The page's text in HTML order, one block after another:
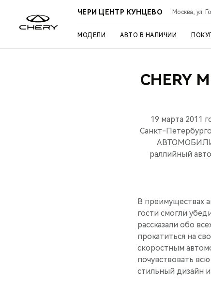
ЧЕРИ ЦЕНТР КУНЦЕВО Москва, ул.
МОДЕЛИ АВТО В НАЛИЧИИ
CHERY
19 марта 2011
Санкт-
АВТОМОБИЛИ
раллийный
В преимуществах
гости смогли
рассказали обо
прокатиться на
скоростным
почувствовать
стильный дизайн